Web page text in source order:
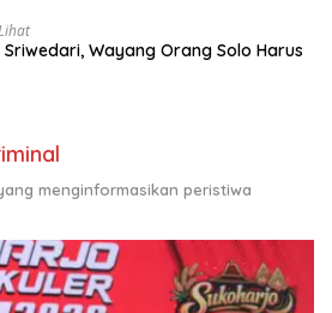
Sriwedari, Wayang Orang Solo Harus
menginformasikan peristiwa